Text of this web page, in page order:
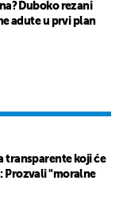
Duboko rezani
adute u prvi plan
transparente koji će
Prozvali "moralne